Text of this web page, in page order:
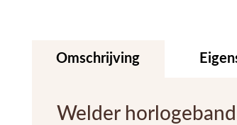
Omschrijving
Welder